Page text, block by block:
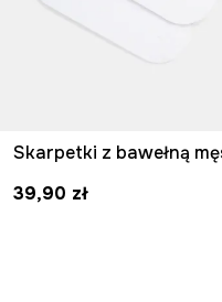
39,90 zł